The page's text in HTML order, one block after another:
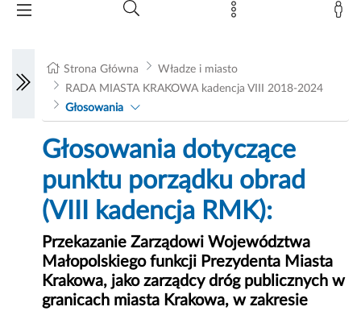
Strona Główna
Władze i miasto
RADA MIASTA KRAKOWA kadencja VIII 2018-2024
Głosowania
Głosowania dotyczące
punktu porządku obrad
(VIII kadencja RMK):
Przekazanie Zarządowi Województwa
Małopolskiego funkcji Prezydenta Miasta
Krakowa, jako zarządcy dróg publicznych w
granicach miasta Krakowa, w zakresie